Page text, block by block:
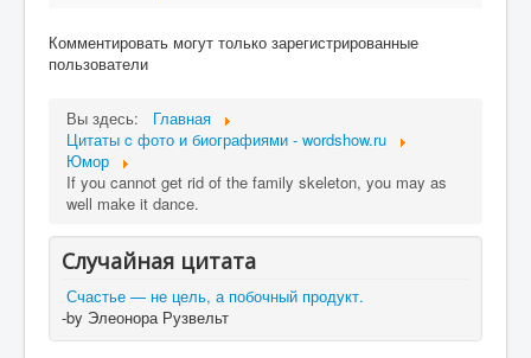
Комментировать могут только зарегистрированные
пользователи
Вы здесь:
Главная
Цитаты c фото и биографиями - wordshow.ru
Юмор
If you cannot get rid of the family skeleton, you may as
well make it dance.
Случайная цитата
Счастье — не цель, а побочный продукт.
-by Элеонора Рузвельт